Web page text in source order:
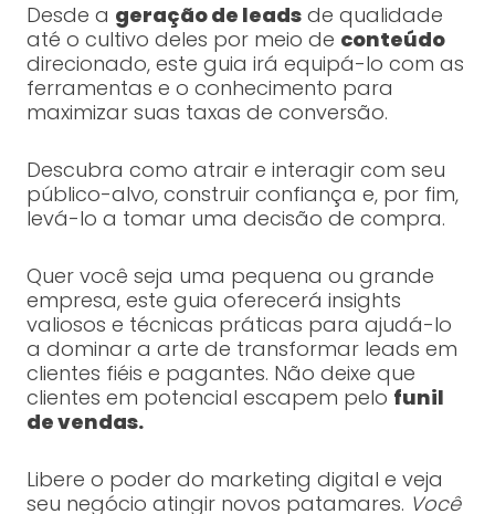
Desde a geração de leadsde qualidade
até o cultivo deles por meio de conteúdo
direcionado, este guia irá equipá-lo com as
ferramentas e o conhecimento para
maximizar suas taxas de conversão.
Descubra como atrair e interagir com seu
público-alvo, construir confiança e, por fim,
levá-lo a tomar uma decisão de compra.
Quer você seja uma pequena ou grande
empresa, este guia oferecerá insights
valiosos e técnicas práticas para ajudá-lo
a dominar a arte de transformar leads em
clientes fiéis e pagantes. Não deixe que
clientes em potencial escapem pelo funil
de vendas.
Libere o poder do marketing digital e veja
seu negócio atingir novos patamares. Você